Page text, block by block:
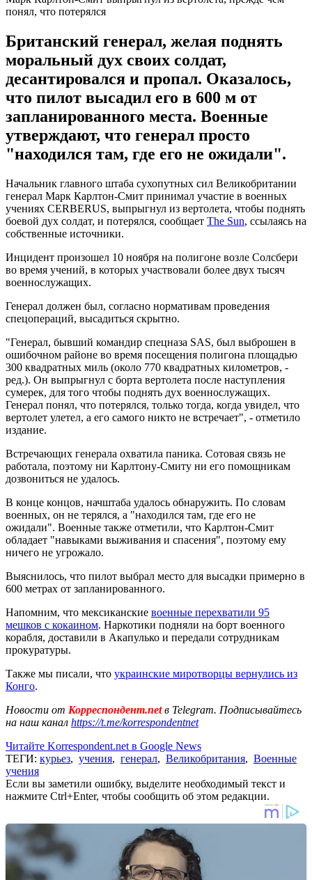
понял, что потерялся
Британский генерал, желая поднять
моральный дух своих солдат,
десантировался и пропал. Оказалось,
что пилот высадил его в 600 м от
запланированного места. Военные
утверждают, что генерал просто
"находился там, где его не ожидали".
Начальник главного штаба сухопутных сил Великобритании
генерал Марк Карлтон-Смит принимал участие в военных
учениях CERBERUS, выпрыгнул из вертолета, чтобы поднять
боевой дух солдат, и потерялся, сообщает The Sun, ссылаясь на
собственные источники.
Инцидент произошел 10 ноября на полигоне возле Солсбери
во время учений, в которых участвовали более двух тысяч
военнослужащих.
Генерал должен был, согласно нормативам проведения
спецопераций, высадиться скрытно.
"Генерал, бывший командир спецназа SAS, был выброшен в
ошибочном районе во время посещения полигона площадью
300 квадратных миль (около 770 квадратных километров, -
ред.). Он выпрыгнул с борта вертолета после наступления
сумерек, для того чтобы поднять дух военнослужащих.
Генерал понял, что потерялся, только тогда, когда увидел, что
вертолет улетел, а его самого никто не встречает", - отметило
издание.
Встречающих генерала охватила паника. Сотовая связь не
работала, поэтому ни Карлтону-Смиту ни его помощникам
дозвониться не удалось.
В конце концов, начштаба удалось обнаружить. По словам
военных, он не терялся, а "находился там, где его не
ожидали". Военные также отметили, что Карлтон-Смит
обладает "навыками выживания и спасения", поэтому ему
ничего не угрожало.
Выяснилось, что пилот выбрал место для высадки примерно в
600 метрах от запланированного.
Напомним, что мексиканские военные перехватили 95
мешков с кокаином. Наркотики подняли на борт военного
корабля, доставили в Акапулько и передали сотрудникам
прокуратуры.
Также мы писали, что украинские миротворцы вернулись из
Конго.
Новости от Корреспондент.netв Telegram. Подписывайтесь
на наш канал https://t.me/korrespondentnet
Читайте Korrespondent.net в Google News
ТЕГИ: курьез, учения, генерал, Великобритания, Военные
учения
Если вы заметили ошибку, выделите необходимый текст и
нажмите Ctrl+Enter, чтобы сообщить об этом редакции.